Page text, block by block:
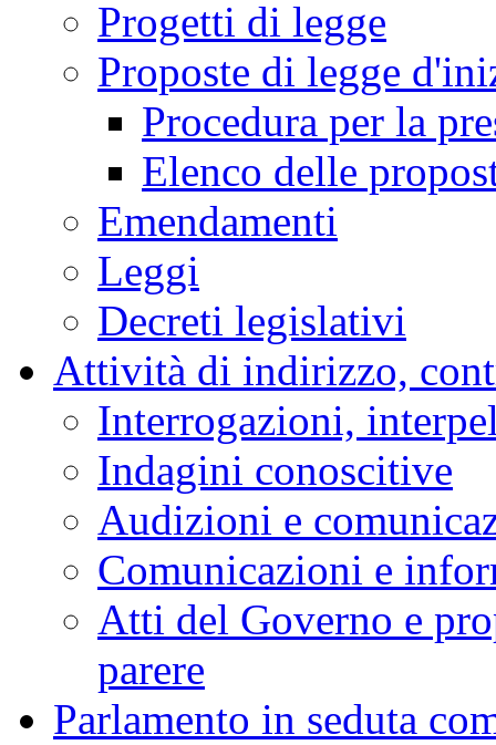
Progetti di legge
Proposte di legge
Procedura per la
Elenco delle
Emendamenti
Leggi
Decreti legislativi
Attività di indirizzo,
Interrogazioni,
Indagini conoscitive
Audizioni e
Comunicazioni e
Atti del Governo e
parere
Parlamento in seduta